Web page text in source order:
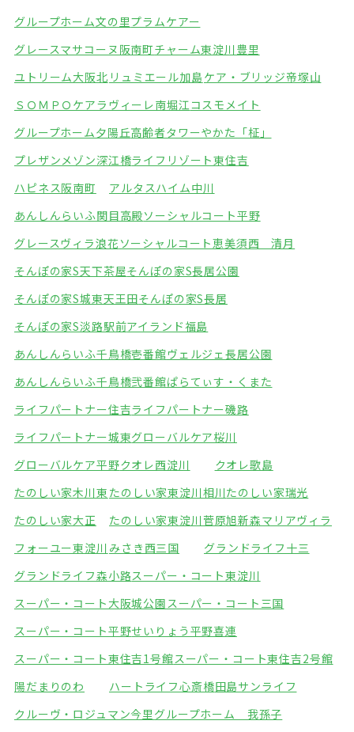
グループホーム文の里プラムケアー
グレースマサコーヌ阪南町チャーム東淀川豊里
ユトリーム大阪北 リュミエール加島ケア・ブリッジ帝塚山
ＳＯＭＰＯケアラヴィーレ南堀江コスモメイト
グループホーム夕陽丘高齢者タワーやかた「柾」
プレザンメゾン深江橋ライフリゾート東住吉
ハピネス阪南町
アルタスハイム中川
あんしんらいふ関目高殿ソーシャルコート平野
グレースヴィラ浪花ソーシャルコート恵美須西 清月
そんぽの家S天下茶屋そんぽの家S長居公園
そんぽの家S城東天王田そんぽの家S長居
そんぽの家S淡路駅前アイランド福島
あんしんらいふ千鳥橋壱番館ヴェルジェ長居公園
あんしんらいふ千鳥橋弐番館ぱらてぃす・くまた
ライフパートナー住吉ライフパートナー磯路
ライフパートナー城東グローバルケア桜川
グローバルケア平野クオレ西淀川
クオレ歌島
たのしい家木川東 たのしい家東淀川相川たのしい家瑞光
たのしい家大正
たのしい家東淀川菅原旭新森マリアヴィラ
フォーユー東淀川 みさき西三国
グランドライフ十三
グランドライフ森小路スーパー・コート東淀川
スーパー・コート大阪城公園 スーパー・コート三国
スーパー・コート平野せいりょう平野喜連
スーパー・コート東住吉1号館スーパー・コート東住吉2号館
陽だまりのわ
ハートライフ心斎橋田島サンライフ
クルーヴ・ロジュマン今里 グループホーム 我孫子